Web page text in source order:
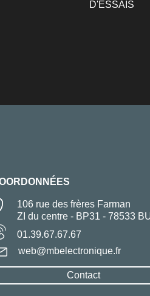
D'ESSAIS
106 rue des frères Farman
ZI du centre - BP31 - 78533
01.39.67.67.67
Contact
web@mbelectronique.fr